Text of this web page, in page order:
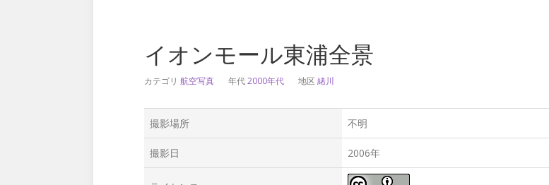
イオンモール東浦全景
カテゴリ 航空写真 年代2000年代 地区 緒川
撮影場所 不明
撮影日 2006年